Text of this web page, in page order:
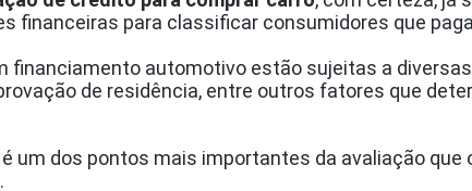
financeiras para classificar consumidores que
financiamento automotivo estão sujeitas a
de residência, entre outros fatores que
um dos pontos mais importantes da avaliação
.